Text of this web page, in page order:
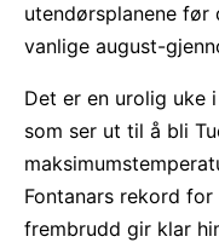
utendørsplanene før
vanlige august-
Det er en urolig uke
som ser ut til å bli
Fontanars rekord
frembrudd gir klar